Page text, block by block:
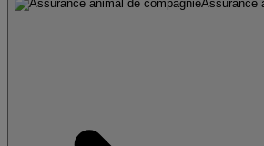
Assurance